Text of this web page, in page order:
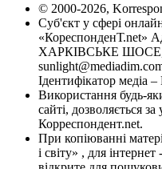
© 2000-2026,
Суб'єкт у сфері
«КореспонденТ.net»
ХАРКІВСЬКЕ ШОСЕ,
Ідентифікатор медіа
Використання будь-
сайті, дозволяється
Корреспондент.net.
При копіюванні
і світу» , для